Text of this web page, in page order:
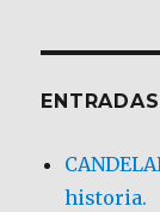
historia.